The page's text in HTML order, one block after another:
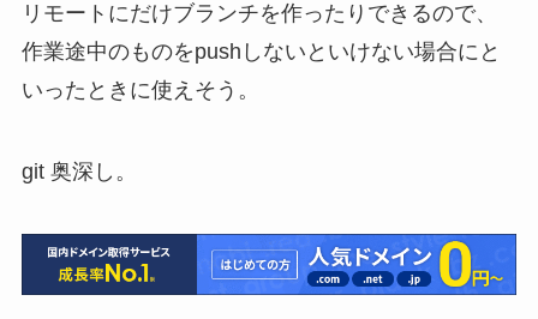
リモートにだけブランチを作ったりできるので、
作業途中のものをpushしないといけない場合にと
いったときに使えそう。
git 奥深し。